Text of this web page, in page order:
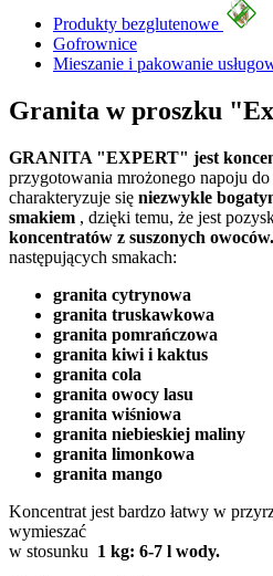
Produkty bezglutenowe
Gofrownice
Mieszanie i pakowanie
Granita w proszku
GRANITA "EXPERT" jest
przygotowania mrożonego napoju do
charakteryzuje się niezwykle
smakiem , dzięki temu, że jest
koncentratów z suszonych owoców.
następujących smakach:
granita cytrynowa
granita truskawkowa
granita pomrańczowa
granita kiwi i kaktus
granita cola
granita owocy lasu
granita wiśniowa
granita niebieskiej maliny
granita limonkowa
granita mango
Koncentrat jest bardzo łatwy w
wymieszać
w stosunku 1 kg: 6-7 l wody.